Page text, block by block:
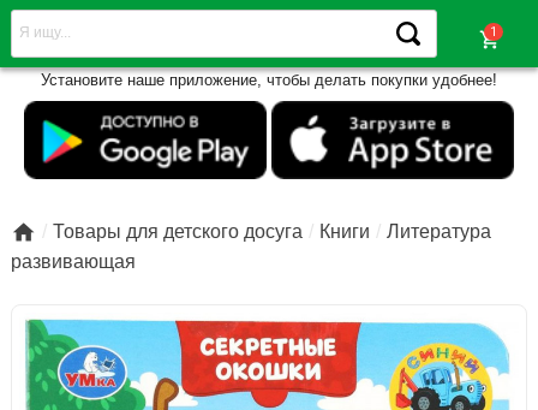
shopping_cart
Установите наше приложение, чтобы делать покупки удобнее!
 Товары для детского досуга Книги
Литература
развивающая